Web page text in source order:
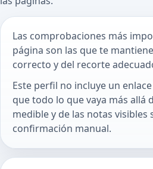
Las comprobaciones más
página son las que te
correcto y del recorte
Este perfil no incluye un
que todo lo que vaya más allá
medible y de las notas visibles
confirmación manual.